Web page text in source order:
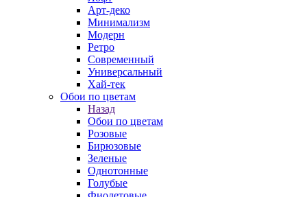
Арт-деко
Минимализм
Модерн
Ретро
Современный
Универсальный
Хай-тек
Обои по цветам
Назад
Обои по цветам
Розовые
Бирюзовые
Зеленые
Однотонные
Голубые